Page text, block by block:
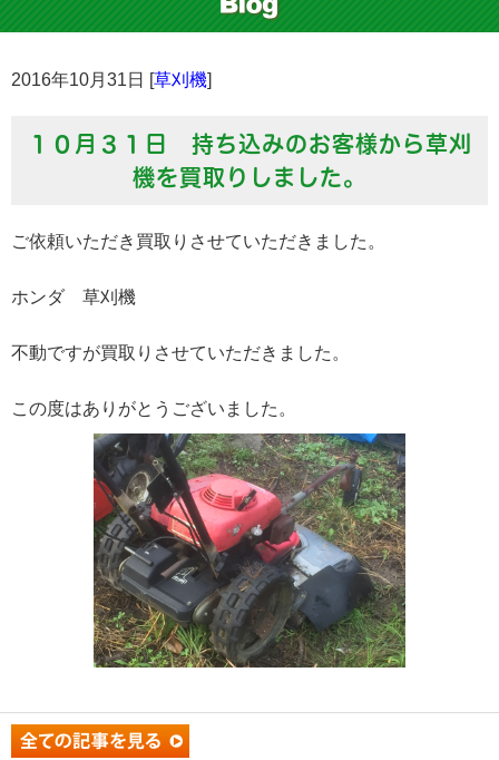
2016年10月31日 [草刈機]
１０月３１日 持ち込みのお客様から草刈
機を買取りしました。
ご依頼いただき買取りさせていただきました。
ホンダ 草刈機
不動ですが買取りさせていただきました。
この度はありがとうございました。